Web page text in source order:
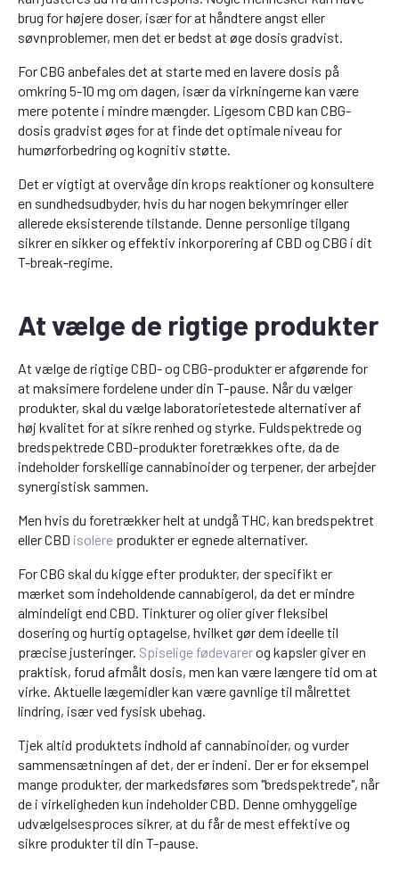
brug for højere doser, især for at håndtere angst eller
søvnproblemer, men det er bedst at øge dosis gradvist.
For CBG anbefales det at starte med en lavere dosis på
omkring 5-10 mg om dagen, især da virkningerne kan være
mere potente i mindre mængder. Ligesom CBD kan CBG-
dosis gradvist øges for at finde det optimale niveau for
humørforbedring og kognitiv støtte.
Det er vigtigt at overvåge din krops reaktioner og konsultere
en sundhedsudbyder, hvis du har nogen bekymringer eller
allerede eksisterende tilstande. Denne personlige tilgang
sikrer en sikker og effektiv inkorporering af CBD og CBG i dit
T-break-regime.
At vælge de rigtige produkter
At vælge de rigtige CBD- og CBG-produkter er afgørende for
at maksimere fordelene under din T-pause. Når du vælger
produkter, skal du vælge laboratorietestede alternativer af
høj kvalitet for at sikre renhed og styrke. Fuldspektrede og
bredspektrede CBD-produkter foretrækkes ofte, da de
indeholder forskellige cannabinoider og terpener, der arbejder
synergistisk sammen.
Men hvis du foretrækker helt at undgå THC, kan bredspektret
eller CBD isolere produkter er egnede alternativer.
For CBG skal du kigge efter produkter, der specifikt er
mærket som indeholdende cannabigerol, da det er mindre
almindeligt end CBD. Tinkturer og olier giver fleksibel
dosering og hurtig optagelse, hvilket gør dem ideelle til
præcise justeringer. Spiselige fødevarerog kapsler giver en
praktisk, forud afmålt dosis, men kan være længere tid om at
virke. Aktuelle lægemidler kan være gavnlige til målrettet
lindring, især ved fysisk ubehag.
Tjek altid produktets indhold af cannabinoider, og vurder
sammensætningen af det, der er indeni. Der er for eksempel
mange produkter, der markedsføres som "bredspektrede", når
de i virkeligheden kun indeholder CBD. Denne omhyggelige
udvælgelsesproces sikrer, at du får de mest effektive og
sikre produkter til din T-pause.